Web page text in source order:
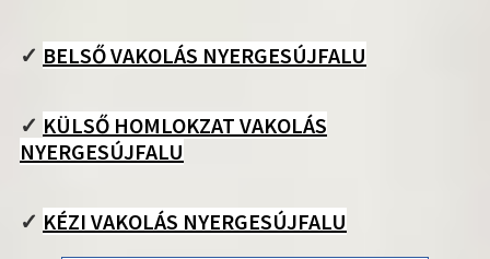
✓ BELSŐ VAKOLÁS NYERGESÚJFALU
✓ KÜLSŐ HOMLOKZAT VAKOLÁS
NYERGESÚJFALU
✓ KÉZI VAKOLÁS NYERGESÚJFALU